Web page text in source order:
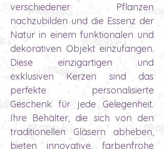
verschiedener Pflanzen
nachzubilden und die Essenz der
Natur in einem funktionalen und
dekorativen Objekt einzufangen.
Diese einzigartigen und
exklusiven Kerzen sind das
perfekte personalisierte
Geschenk für jede Gelegenheit.
Ihre Behälter, die sich von den
traditionellen Gläsern abheben,
bieten innovative, farbenfrohe